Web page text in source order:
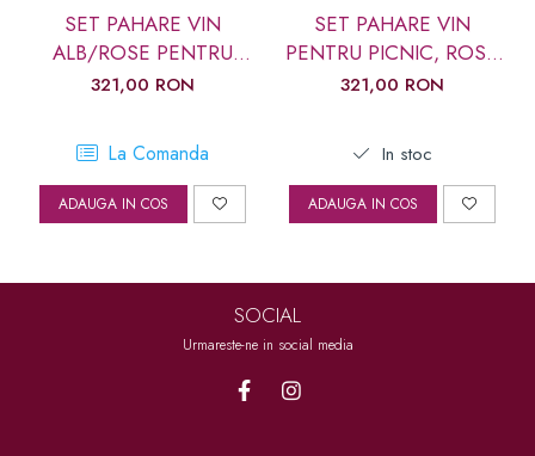
SET PAHARE VIN
ALB/ROSE PENTRU
PICNIC, SCOICA
321,00 RON
La Comanda
ADAUGA IN COS
SET PAHARE VIN
PENTRU PICNIC, ROSU
MARMURA
321,00 RON
In stoc
ADAUGA IN COS
SOCIAL
Urmareste-ne in social media